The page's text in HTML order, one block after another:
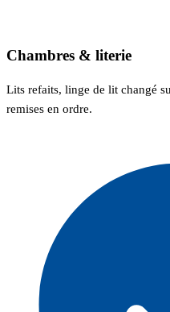
Chambres & literie
Lits refaits, linge de lit changé
remises en ordre.